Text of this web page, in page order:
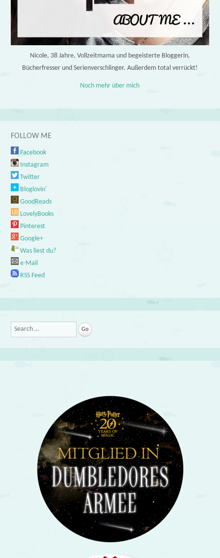
Nicole, 38 Jahre, Vollzeitmama und begeisterte Bloggerin,
Bücherfresser und Serienverschlinger. Außerdem total verrückt!
Noch mehr über mich
FOLLOW ME
Facebook
Instagram
Twitter
Bloglovin'
GoodReads
LovelyBooks
Pinterest
Google+
Was liest du?
e-Mail
RSS Feed
Search